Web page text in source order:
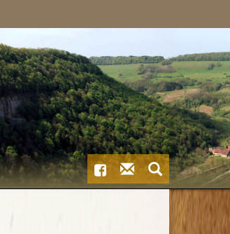
FacebookContactez-
nous
Recherche